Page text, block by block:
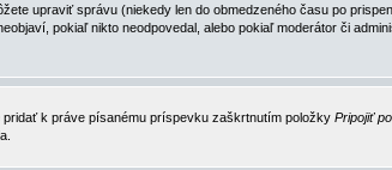
upraviť správu (niekedy len do obmedzeného času po
pokiaľ nikto neodpovedal, alebo pokiaľ moderátor či
pridať k práve písanému príspevku zaškrtnutím položky Pripojiť